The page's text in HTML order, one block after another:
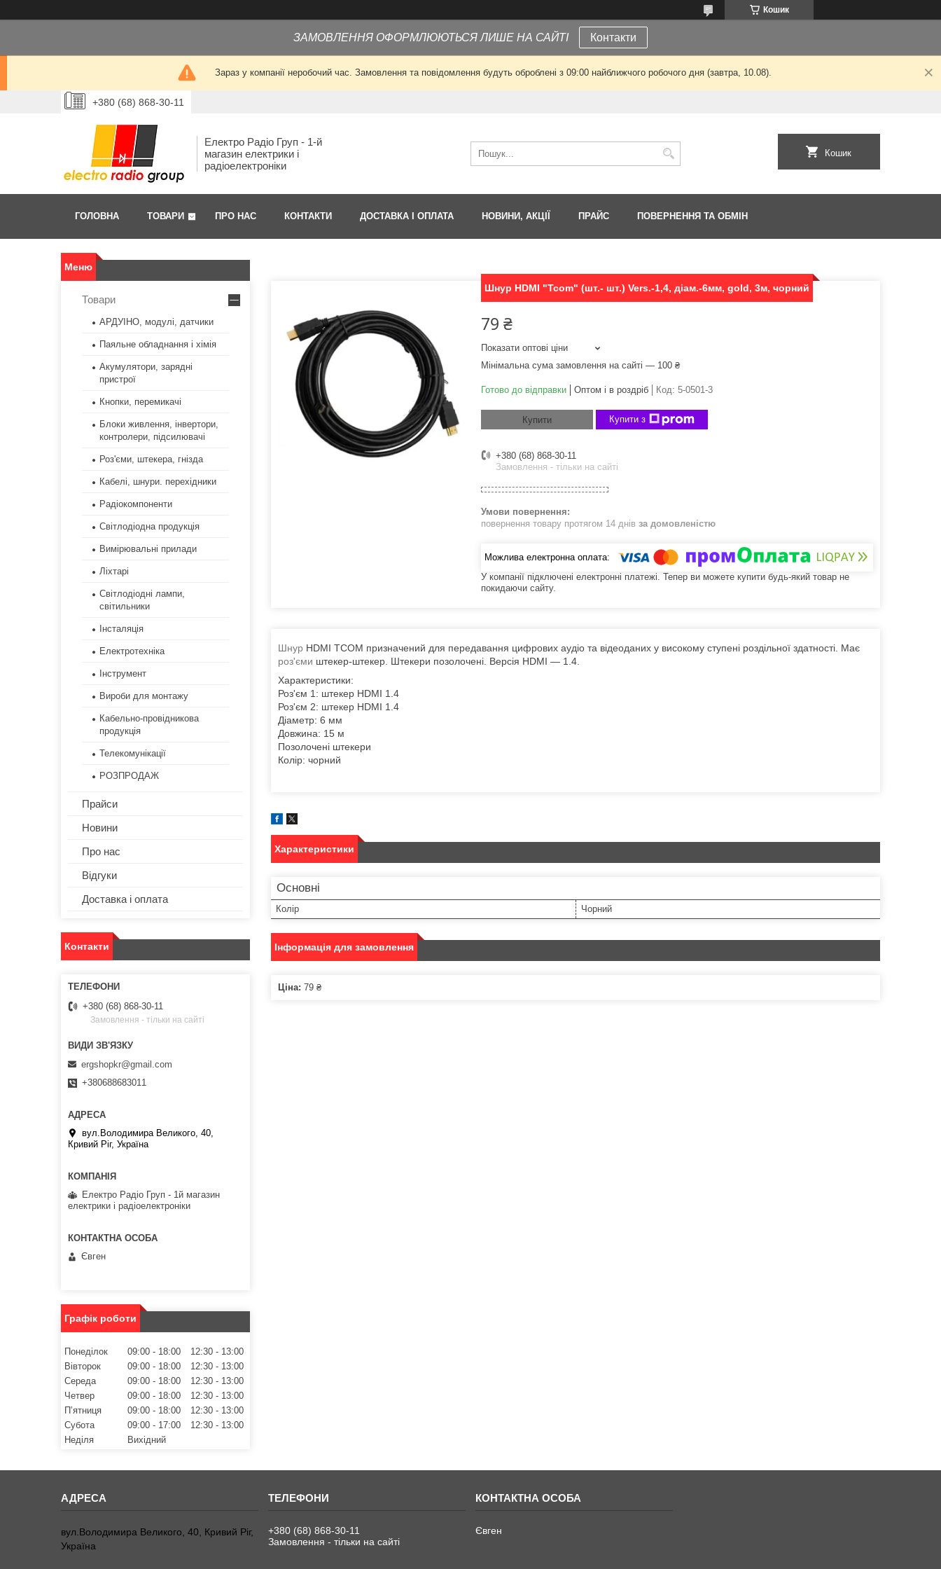
Кошик
ЗАМОВЛЕННЯ ОФОРМЛЮЮТЬСЯ ЛИШЕ НА САЙТІ Контакти
Зараз у компанії неробочий час. Замовлення та повідомлення будуть оброблені з 09:00 найближчого робочого дня (завтра, 10.08).
+380 (68) 868-30-11
Електро Радіо Груп - 1-й
магазин електрики і
радіоелектроніки
Кошик
ГОЛОВНА ТОВАРИ ПРО НАС КОНТАКТИ ДОСТАВКА І ОПЛАТА НОВИНИ, АКЦІЇ ПРАЙС ПОВЕРНЕННЯ ТА ОБМІН
Шнур HDMI "Tcom" (шт.- шт.) Vers.-1,4, діам.-6мм, gold, 3м, чорний
79 ₴
Показати оптові ціни
Мінімальна сума замовлення на сайті — 100 ₴
Готово до відправки Оптом і в роздріб Код: 5-0501-3
Купити Купити з
+380 (68) 868-30-11
Замовлення - тільки на сайті
повернення товару протягом 14 днів за домовленістю
У компанії підключені електронні платежі. Тепер ви можете купити будь-який товар не
покидаючи сайту.
Шнур HDMI TCOM призначений для передавання цифрових аудіо та відеоданих у високому ступені роздільної здатності. Має
роз'єми штекер-штекер. Штекери позолочені. Версія HDMI — 1.4.
Характеристики:
Роз'єм 1: штекер HDMI 1.4
Роз'єм 2: штекер HDMI 1.4
Діаметр: 6 мм
Довжина: 15 м
Позолочені штекери
Колір: чорний
Характеристики
Основні
Колір Чорний
Інформація для замовлення
Ціна: 79 ₴
Товари
АРДУІНО, модулі, датчики
Паяльне обладнання і хімія
Акумулятори, зарядні
пристрої
Кнопки, перемикачі
Блоки живлення, інвертори,
контролери, підсилювачі
Роз'єми, штекера, гнізда
Кабелі, шнури. перехідники
Радіокомпоненти
Світлодіодна продукція
Вимірювальні прилади
Ліхтарі
Світлодіодні лампи,
світильники
Інсталяція
Електротехніка
Інструмент
Вироби для монтажу
Кабельно-провідникова
продукція
Телекомунікації
РОЗПРОДАЖ
Прайси
Новини
Про нас
Відгуки
Доставка і оплата
Контакти
+380 (68) 868-30-11
Замовлення - тільки на сайті
ergshopkr@gmail.com
+380688683011
вул.Володимира Великого, 40,
Кривий Ріг, Україна
Електро Радіо Груп - 1й магазин
електрики і радіоелектроніки
Євген
Графік роботи
Понеділок 09:00 18:00 12:30
13:00
Вівторок
09:00 18:00 12:30
13:00
Середа
09:00 18:00 12:30
13:00
Четвер
09:00 18:00 12:30
13:00
Пʼятниця
09:00 18:00 12:30
13:00
Субота
09:00 17:00 12:30
13:00
Неділя
Вихідний
вул.Володимира Великого, 40, Кривий Ріг,
Україна
+380 (68) 868-30-11
Замовлення - тільки на сайті
Євген